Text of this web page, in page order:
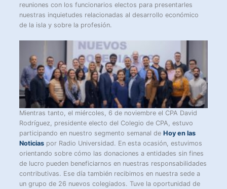
reuniones con los funcionarios electos para presentarles
nuestras inquietudes relacionadas al desarrollo económico
de la isla y sobre la profesión.
Mientras tanto, el miércoles, 6 de noviembre el CPA David
Rodríguez, presidente electo del Colegio de CPA, estuvo
participando en nuestro segmento semanal deHoy en las
Noticias por Radio Universidad. En esta ocasión, estuvimos
orientando sobre cómo las donaciones a entidades sin fines
de lucro pueden beneficiarnos en nuestras responsabilidades
contributivas. Ese día también recibimos en nuestra sede a
un grupo de 26 nuevos colegiados. Tuve la oportunidad de